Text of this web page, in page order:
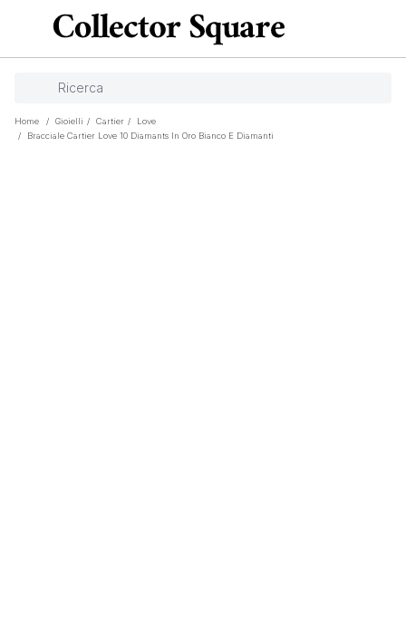
Home / Gioielli / Cartier /
Love
/
Bracciale Cartier Love 10 Diamants In Oro Bianco E Diamanti